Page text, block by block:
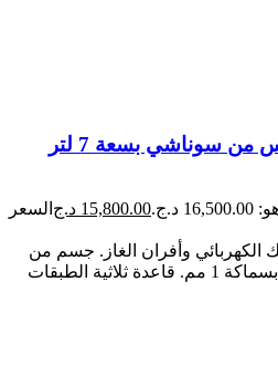
سوناشي بسعة 7 لتر
د.ج. 15,800.00 د.ج السعر
وأفران الغاز. جسم من
الفولاذ المقاوم للصدأ وغطاء بسماكة 1 مم. قاعدة ثلاثية الطبقات